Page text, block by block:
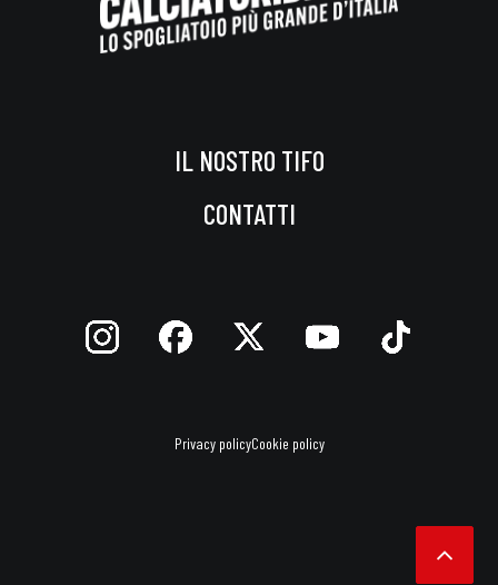
IL NOSTRO TIFO
CONTATTI
Privacy policyCookie policy